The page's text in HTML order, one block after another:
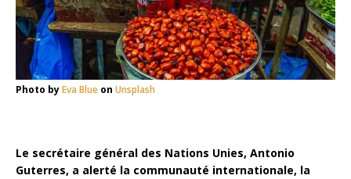
Photo byEva Blue on Unsplash
Le secrétaire général des Nations Unies, Antonio
Guterres, a alerté la communauté internationale, la